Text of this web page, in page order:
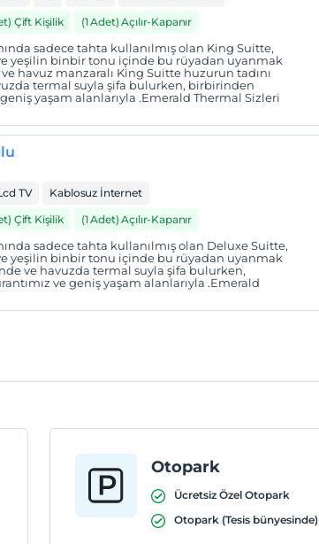
Çift Kişilik (1 Adet) Açılır-Kapanır
sadece tahta kullanılmış olan King Suitte,
yeşilin binbir tonu içinde bu rüyadan uyanmak
havuz manzaralı King Suitte huzurun tadını
termal suyla şifa bulurken, birbirinden
yaşam alanlarıyla .Emerald Thermal Sizleri
TV Kablosuz İnternet
Çift Kişilik (1 Adet) Açılır-Kapanır
sadece tahta kullanılmış olan Deluxe Suitte,
yeşilin binbir tonu içinde bu rüyadan uyanmak
ve havuzda termal suyla şifa bulurken,
ve geniş yaşam alanlarıyla .Emerald
Otopark
Ücretsiz Özel Otopark
Otopark (Tesis bünyesinde)